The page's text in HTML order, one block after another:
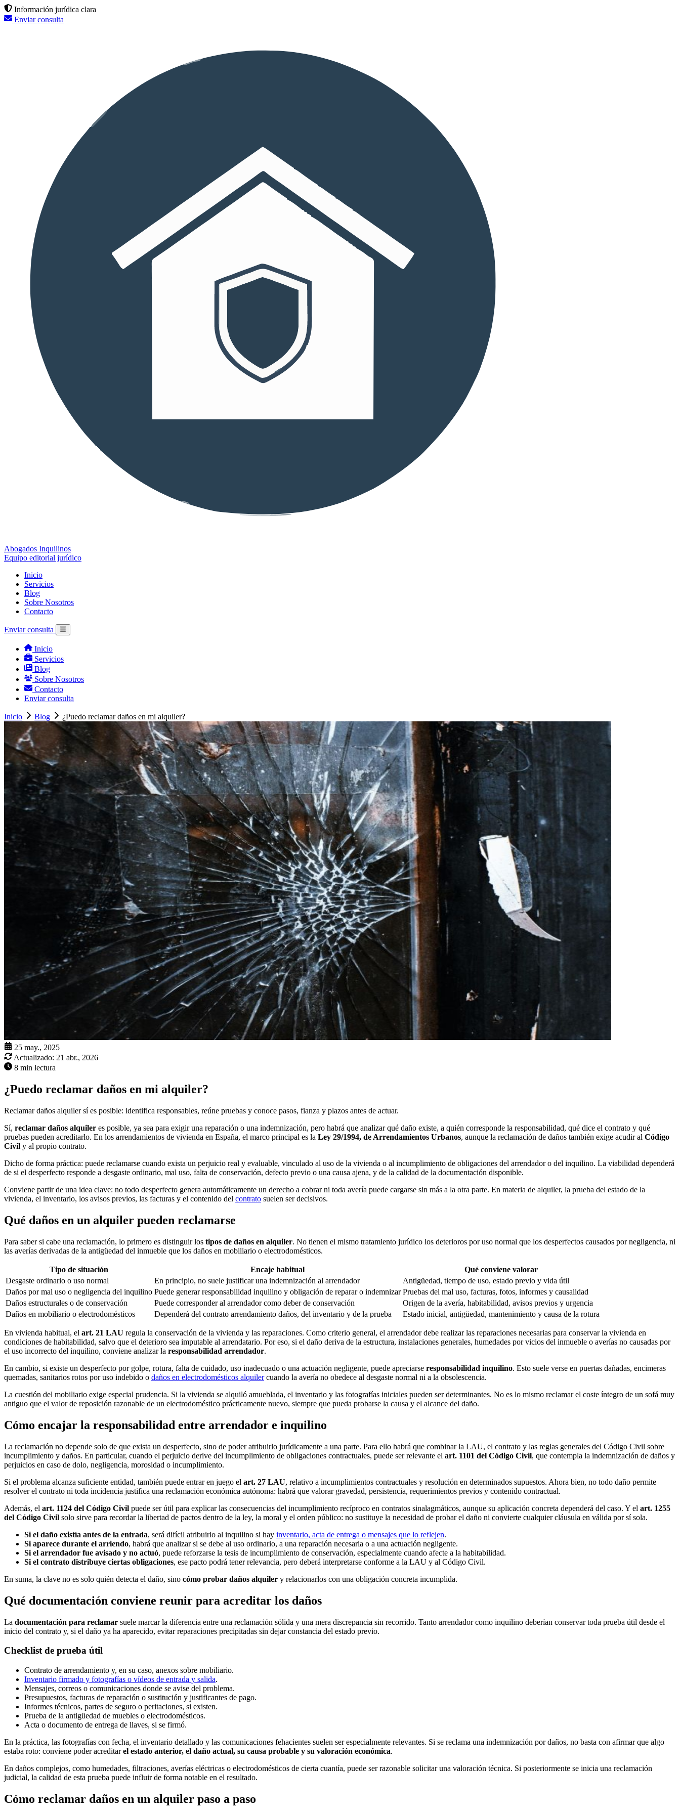
Información jurídica clara
Enviar consulta
Abogados Inquilinos
Equipo editorial jurídico
Inicio
Servicios
Blog
Sobre Nosotros
Contacto
Enviar consulta
Inicio
Servicios
Blog
Sobre Nosotros
Contacto
Enviar consulta
Inicio Blog ¿Puedo reclamar daños en mi alquiler?
25 may., 2025
Actualizado: 21 abr., 2026
8 min lectura
¿Puedo reclamar daños en mi alquiler?
Reclamar daños alquiler sí es posible: identifica responsables, reúne pruebas y conoce pasos, fianza y plazos antes de actuar.
Sí, reclamar daños alquiler es posible, ya sea para exigir una reparación o una indemnización, pero habrá que analizar qué daño existe, a quién corresponde la responsabilidad, qué dice el contrato y qué
pruebas pueden acreditarlo. En los arrendamientos de vivienda en España, el marco principal es la Ley 29/1994, de Arrendamientos Urbanos, aunque la reclamación de daños también exige acudir al Código
Civil y al propio contrato.
Dicho de forma práctica: puede reclamarse cuando exista un perjuicio real y evaluable, vinculado al uso de la vivienda o al incumplimiento de obligaciones del arrendador o del inquilino. La viabilidad dependerá
de si el desperfecto responde a desgaste ordinario, mal uso, falta de conservación, defecto previo o una causa ajena, y de la calidad de la documentación disponible.
Conviene partir de una idea clave: no todo desperfecto genera automáticamente un derecho a cobrar ni toda avería puede cargarse sin más a la otra parte. En materia de alquiler, la prueba del estado de la
vivienda, el inventario, los avisos previos, las facturas y el contenido del contrato suelen ser decisivos.
Qué daños en un alquiler pueden reclamarse
Para saber si cabe una reclamación, lo primero es distinguir los tipos de daños en alquiler. No tienen el mismo tratamiento jurídico los deterioros por uso normal que los desperfectos causados por negligencia, ni
las averías derivadas de la antigüedad del inmueble que los daños en mobiliario o electrodomésticos.
Tipo de situación Encaje habitual
Qué conviene valorar
Desgaste ordinario o uso normal
En principio, no suele justificar una indemnización al arrendador
Antigüedad, tiempo de uso, estado previo y vida útil
Daños por mal uso o negligencia del inquilino Puede generar responsabilidad inquilino y obligación de reparar o indemnizar Pruebas del mal uso, facturas, fotos, informes y causalidad
Daños estructurales o de conservación
Puede corresponder al arrendador como deber de conservación
Origen de la avería, habitabilidad, avisos previos y urgencia
Daños en mobiliario o electrodomésticos
Dependerá del contrato arrendamiento daños, del inventario y de la prueba Estado inicial, antigüedad, mantenimiento y causa de la rotura
En vivienda habitual, el art. 21 LAU regula la conservación de la vivienda y las reparaciones. Como criterio general, el arrendador debe realizar las reparaciones necesarias para conservar la vivienda en
condiciones de habitabilidad, salvo que el deterioro sea imputable al arrendatario. Por eso, si el daño deriva de la estructura, instalaciones generales, humedades por vicios del inmueble o averías no causadas por
el uso incorrecto del inquilino, conviene analizar la responsabilidad arrendador.
En cambio, si existe un desperfecto por golpe, rotura, falta de cuidado, uso inadecuado o una actuación negligente, puede apreciarse responsabilidad inquilino. Esto suele verse en puertas dañadas, encimeras
quemadas, sanitarios rotos por uso indebido o daños en electrodomésticos alquilercuando la avería no obedece al desgaste normal ni a la obsolescencia.
La cuestión del mobiliario exige especial prudencia. Si la vivienda se alquiló amueblada, el inventario y las fotografías iniciales pueden ser determinantes. No es lo mismo reclamar el coste íntegro de un sofá muy
antiguo que el valor de reposición razonable de un electrodoméstico prácticamente nuevo, siempre que pueda probarse la causa y el alcance del daño.
Cómo encajar la responsabilidad entre arrendador e inquilino
La reclamación no depende solo de que exista un desperfecto, sino de poder atribuirlo jurídicamente a una parte. Para ello habrá que combinar la LAU, el contrato y las reglas generales del Código Civil sobre
incumplimiento y daños. En particular, cuando el perjuicio derive del incumplimiento de obligaciones contractuales, puede ser relevante el art. 1101 del Código Civil, que contempla la indemnización de daños y
perjuicios en caso de dolo, negligencia, morosidad o incumplimiento.
Si el problema alcanza suficiente entidad, también puede entrar en juego el art. 27 LAU, relativo a incumplimientos contractuales y resolución en determinados supuestos. Ahora bien, no todo daño permite
resolver el contrato ni toda incidencia justifica una reclamación económica autónoma: habrá que valorar gravedad, persistencia, requerimientos previos y contenido contractual.
Además, el art. 1124 del Código Civil puede ser útil para explicar las consecuencias del incumplimiento recíproco en contratos sinalagmáticos, aunque su aplicación concreta dependerá del caso. Y el art. 1255
del Código Civil solo sirve para recordar la libertad de pactos dentro de la ley, la moral y el orden público: no sustituye la necesidad de probar el daño ni convierte cualquier cláusula en válida por sí sola.
Si el daño existía antes de la entrada, será difícil atribuirlo al inquilino si hay inventario, acta de entrega o mensajes que lo reflejen.
Si aparece durante el arriendo, habrá que analizar si se debe al uso ordinario, a una reparación necesaria o a una actuación negligente.
Si el arrendador fue avisado y no actuó, puede reforzarse la tesis de incumplimiento de conservación, especialmente cuando afecte a la habitabilidad.
Si el contrato distribuye ciertas obligaciones, ese pacto podrá tener relevancia, pero deberá interpretarse conforme a la LAU y al Código Civil.
En suma, la clave no es solo quién detecta el daño, sino cómo probar daños alquiler y relacionarlos con una obligación concreta incumplida.
Qué documentación conviene reunir para acreditar los daños
La documentación para reclamar suele marcar la diferencia entre una reclamación sólida y una mera discrepancia sin recorrido. Tanto arrendador como inquilino deberían conservar toda prueba útil desde el
inicio del contrato y, si el daño ya ha aparecido, evitar reparaciones precipitadas sin dejar constancia del estado previo.
Checklist de prueba útil
Contrato de arrendamiento y, en su caso, anexos sobre mobiliario.
Inventario firmado y fotografías o vídeos de entrada y salida.
Mensajes, correos o comunicaciones donde se avise del problema.
Presupuestos, facturas de reparación o sustitución y justificantes de pago.
Informes técnicos, partes de seguro o peritaciones, si existen.
Prueba de la antigüedad de muebles o electrodomésticos.
Acta o documento de entrega de llaves, si se firmó.
En la práctica, las fotografías con fecha, el inventario detallado y las comunicaciones fehacientes suelen ser especialmente relevantes. Si se reclama una indemnización por daños, no basta con afirmar que algo
estaba roto: conviene poder acreditarel estado anterior, el daño actual, su causa probable y su valoración económica.
En daños complejos, como humedades, filtraciones, averías eléctricas o electrodomésticos de cierta cuantía, puede ser razonable solicitar una valoración técnica. Si posteriormente se inicia una reclamación
judicial, la calidad de esta prueba puede influir de forma notable en el resultado.
Cómo reclamar daños en un alquiler paso a paso